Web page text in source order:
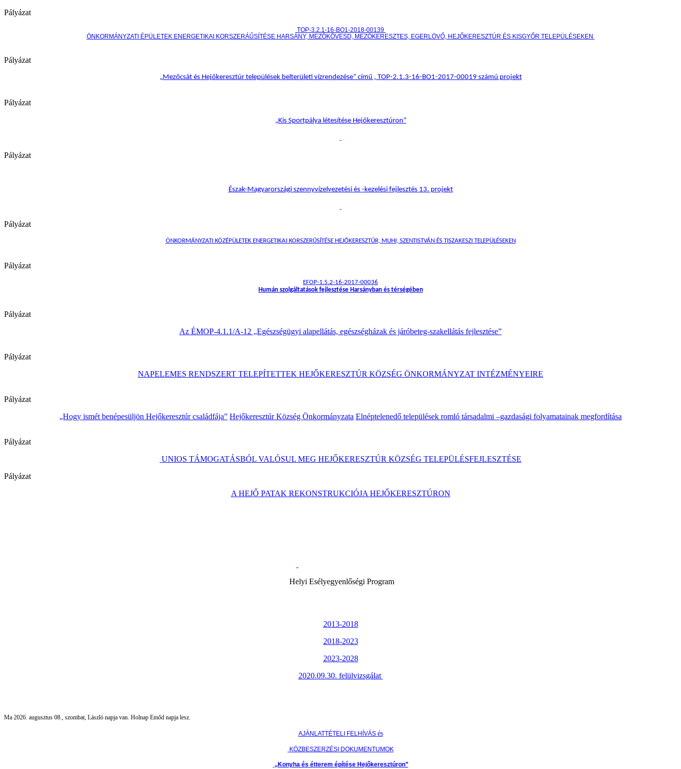
Pályázat
TOP-3.2.1-16-BO1-2018-00139
ÖNKORMÁNYZATI ÉPÜLETEK ENERGETIKAI KORSZERÁŰSÍTÉSE HARSÁNY, MEZŐKÖVESD, MEZŐKERESZTES, EGERLÖVŐ, HEJŐKERESZTÚR ÉS KISGYŐR TELEPÜLÉSEKEN
Pályázat
„Mezőcsát és Hejőkeresztúr települések belterületi vízrendezése” című , TOP-2.1.3-16-BO1-2017-00019 számú projekt
Pályázat
„Kis Sportpálya létesítése Hejőkeresztúron”
Pályázat
Észak-Magyarországi szennyvízelvezetési és -kezelési fejlesztés 13. projekt
Pályázat
ÖNKORMÁNYZATI KÖZÉPÜLETEK ENERGETIKAI KORSZERŰSÍTÉSE HEJŐKERESZTÚR, MUHI, SZENTISTVÁN ÉS TISZAKESZI TELEPÜLÉSEKEN
Pályázat
EFOP-1.5.2-16-2017-00036
Humán szolgáltatások fejlesztése Harsányban és térségében
Pályázat
Az ÉMOP-4.1.1/A-12 „Egészségügyi alapellátás, egészségházak és járóbeteg-szakellátás fejlesztése”
Pályázat
NAPELEMES RENDSZERT TELEPÍTETTEK HEJŐKERESZTÚR KÖZSÉG ÖNKORMÁNYZAT INTÉZMÉNYEIRE
Pályázat
„Hogy ismét benépesüljön Hejőkeresztúr családfája” Hejőkeresztúr Község Önkormányzata Elnéptelenedő települések romló társadalmi –gazdasági folyamatainak megfordítása
Pályázat
UNIOS TÁMOGATÁSBÓL VALÓSUL MEG HEJŐKERESZTÚR KÖZSÉG TELEPÜLÉSFEJLESZTÉSE
Pályázat
A HEJŐ PATAK REKONSTRUKCIÓJA HEJŐKERESZTÚRON
Helyi Esélyegyenlőségi Program
2013-2018
2018-2023
2023-2028
2020.09.30. felülvizsgálat
Ma 2026. augusztus 08., szombat, László napja van. Holnap Emőd napja lesz.
AJÁNLATTÉTELI FELHÍVÁS és
KÖZBESZERZÉSI DOKUMENTUMOK
„Konyha és étterem építése Hejőkeresztúron”